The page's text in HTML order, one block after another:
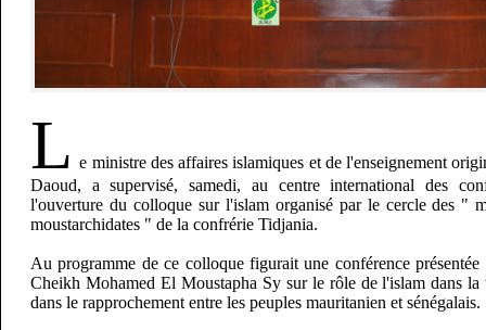
L e ministre des affaires islamiques et de l'enseignement
Daoud, a supervisé, samedi, au centre international des
l'ouverture du colloque sur l'islam organisé par le cercle des "
moustarchidates " de la confrérie Tidjania.
Au programme de ce colloque figurait une conférence
Cheikh Mohamed El Moustapha Sy sur le rôle de l'islam dans la
dans le rapprochement entre les peuples mauritanien et sénégalais.